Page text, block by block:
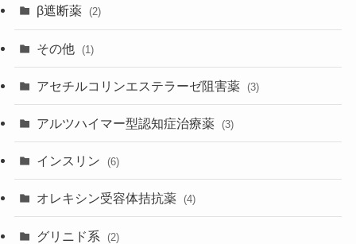
β遮断薬 (2)
その他 (1)
アセチルコリンエステラーゼ阻害薬 (3)
アルツハイマー型認知症治療薬 (3)
インスリン (6)
オレキシン受容体拮抗薬 (4)
グリニド系 (2)